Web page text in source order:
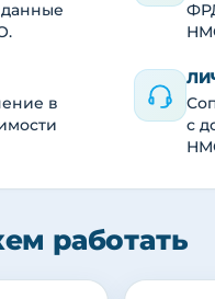
в
с
работать